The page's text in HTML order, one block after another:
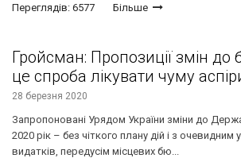
Переглядів: 6577 Більше
Гройсман: Пропозиції змін
це спроба лікувати чуму
28 березня 2020
Запропоновані Урядом України зміни до
2020 рік – без чіткого плану дій і з
видатків, передусім місцевих бю...